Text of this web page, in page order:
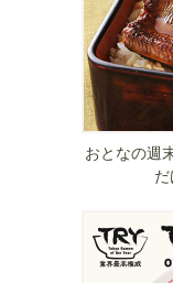
おとなの週